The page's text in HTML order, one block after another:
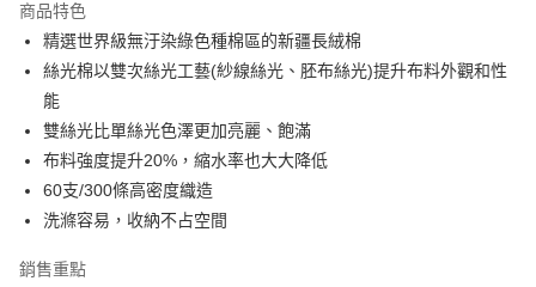
合作金庫商業銀行
華南商業銀行
彰化商業銀行
上海商業儲蓄銀行
台北富邦商業銀行
國泰世華商業銀行
臺灣中小企業銀行
台中商業銀行
匯豐（台灣）商業銀行
華泰商業銀行
聯邦商業銀行
遠東國際商業銀行
元大商業銀行
玉山商業銀行
台灣樂天信用卡公司
6 期 0 利率 每期
華南商業銀行
彰化商業銀行
上海商業儲蓄銀行
國泰世華商業銀行
兆豐國際商業銀行
臺灣中小企業銀行
台中商業銀行
匯豐（台灣）商業銀行
聯邦商業銀行
元大商業銀行
玉山商業銀行
LINE Pay
Apple Pay
悠遊付
Google Pay
商品特色
精選世界級無汙染綠色種棉區的新疆長絨棉
絲光棉以雙次絲光工藝(紗線絲光、胚布絲光)提升布料外觀和性
能
雙絲光比單絲光色澤更加亮麗、飽滿
布料強度提升20%，縮水率也大大降低
60支/300條高密度織造
洗滌容易，收納不占空間
銷售重點